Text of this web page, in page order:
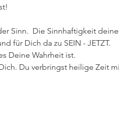
Sinn.  Die Sinnhaftigkeit
für Dich da zu SEIN - JETZT.
Deine Wahrheit ist.
Du verbringst heilige Zeit